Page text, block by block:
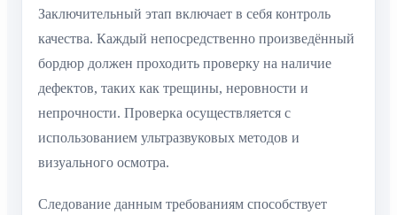
Заключительный этап включает в себя контроль
качества. Каждый непосредственно произведённый
бордюр должен проходить проверку на наличие
дефектов, таких как трещины, неровности и
непрочности. Проверка осуществляется с
использованием ультразвуковых методов и
визуального осмотра.
Следование данным требованиям способствует